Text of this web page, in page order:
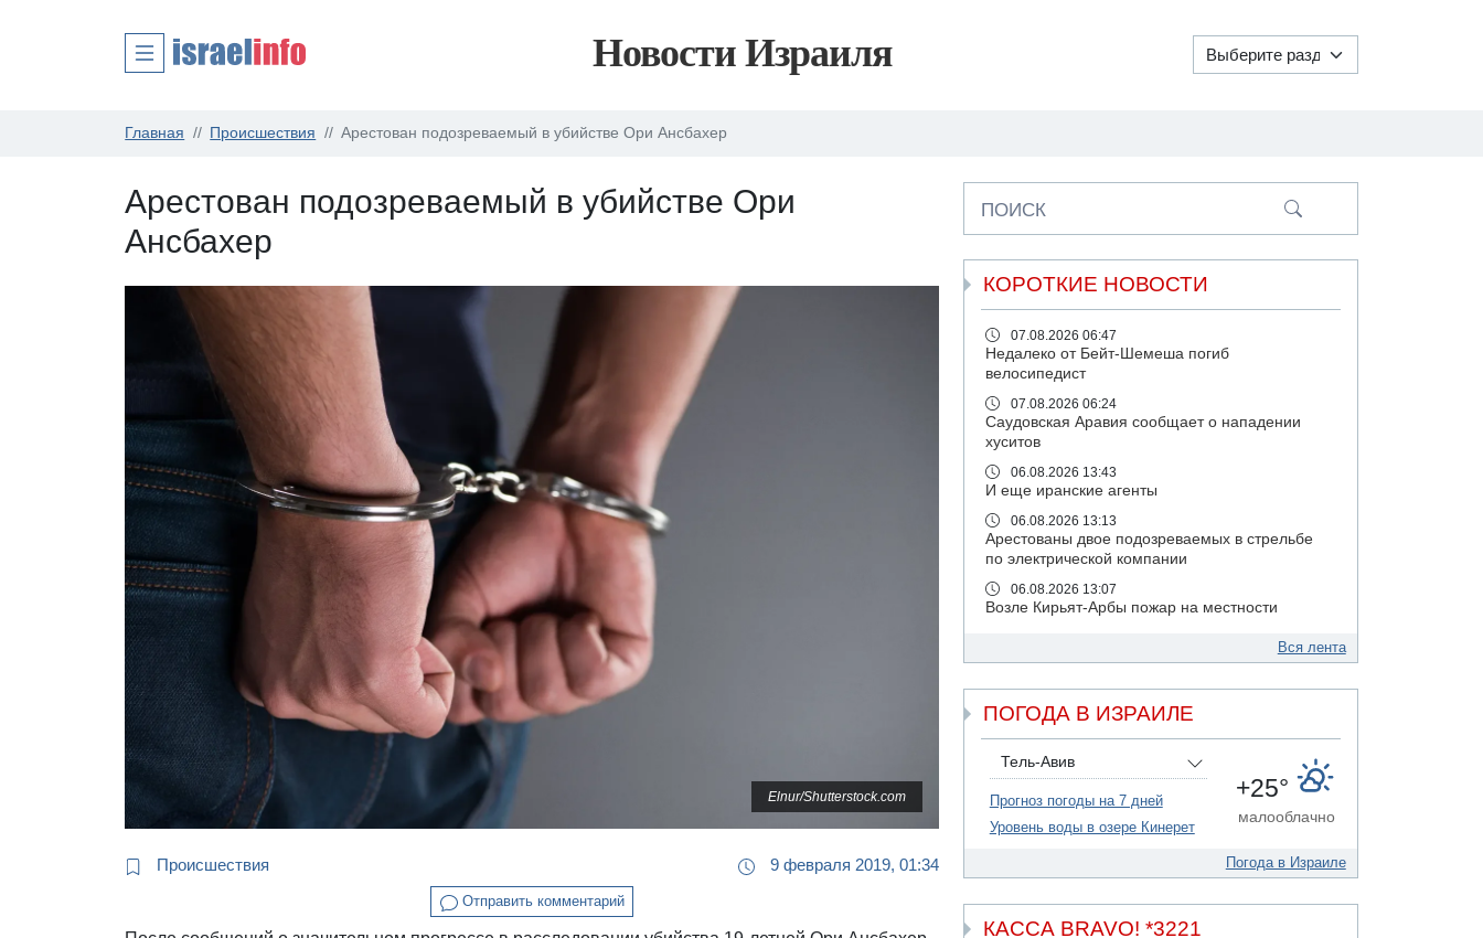
Новости Израиля
Главная Происшествия Арестован подозреваемый в убийстве Ори Ансбахер
Арестован подозреваемый в убийстве Ори
Ансбахер
Elnur/Shutterstock.com
Происшествия 9 февраля 2019, 01:34
Отправить комментарий
ПОИСК
КОРОТКИЕ НОВОСТИ
07.08.2026 06:47
Недалеко от Бейт-Шемеша погиб
велосипедист
07.08.2026 06:24
Саудовская Аравия сообщает о нападении
хуситов
06.08.2026 13:43
И еще иранские агенты
06.08.2026 13:13
Арестованы двое подозреваемых в стрельбе
по электрической компании
06.08.2026 13:07
Возле Кирьят-Арбы пожар на местности
США не будут давить на Израиль в вопросе
06.08.2026 11:41
Трое подростков ограбили сексшоп в Холоне
06.08.2026 08:45
Взрыв в Северном Тель-Авиве
06.08.2026 08:11
Украинская атака на российский НПЗ
Израиль провел испытания системы
05.08.2026 18:28
Вся лента
ПОГОДА В ИЗРАИЛЕ
Тель-Авив
Прогноз погоды на 7 дней
Уровень воды в озере Кинерет
+25°
малооблачно
Погода в Израиле
КАССА BRAVO! *3221